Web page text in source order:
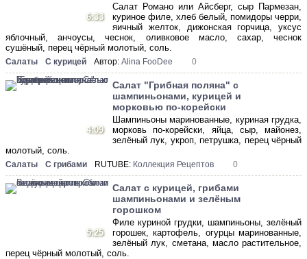
6:33
Салат Романо или Айсберг, сыр Пармезан,
куриное филе, хлеб белый, помидоры черри,
яичный желток, дижонская горчица, уксус
яблочный, анчоусы, чеснок, оливковое масло, сахар, чеснок
сушёный, перец чёрный молотый, соль.
Салаты С курицей Автор: Alina FooDee 0
4:09
Салат "Грибная поляна" c
шампиньонами, курицей и
морковью по-корейски
Шампиньоны маринованные, куриная грудка,
морковь по-корейски, яйца, сыр, майонез,
зелёный лук, укроп, петрушка, перец чёрный
молотый, соль.
Салаты С грибами RUTUBE: Коллекция Рецептов 0
5:25
Салат с курицей, грибами
шампиньонами и зелёным
горошком
Филе куриной грудки, шампиньоны, зелёный
горошек, картофель, огурцы маринованные,
зелёный лук, сметана, масло растительное,
перец чёрный молотый, соль.